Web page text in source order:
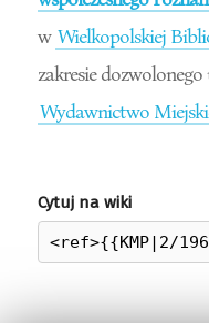
w Wielkopolskiej
zakresie
Wydawnictwo
Cytuj na wiki